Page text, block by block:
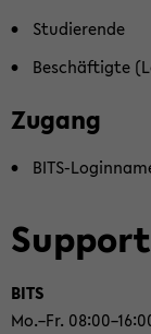
Stu­die­ren­de
Be­schäf­tig­te
Zu­gang
BITS-​
Sup­port
BITS
Mo.–Fr.